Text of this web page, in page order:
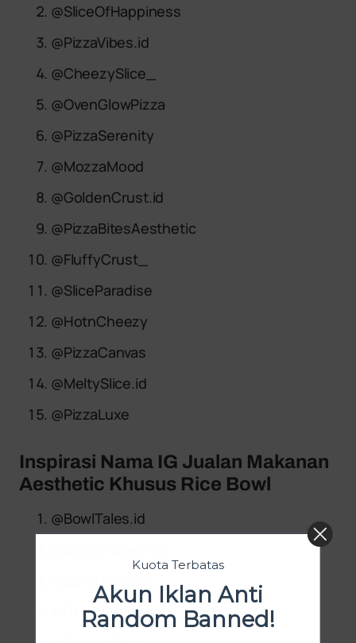
@SliceOfHappiness
@PizzaVibes.id
@CheezySlice_
@OvenGlowPizza
@PizzaSerenity
@MozzaMood
@GoldenCrust.id
@PizzaBitesAesthetic
@FluffyCrust_
@SliceParadise
@HotnCheezy
@PizzaCanvas
@MeltySlice.id
@PizzaLuxe
Inspirasi Nama IG Jualan Makanan
Aesthetic Khusus Rice Bowl
@BowlTales.id
@SavoryBowls_
@RiceBowlBloom
Kuota Terbatas
Akun Iklan Anti
Random Banned!